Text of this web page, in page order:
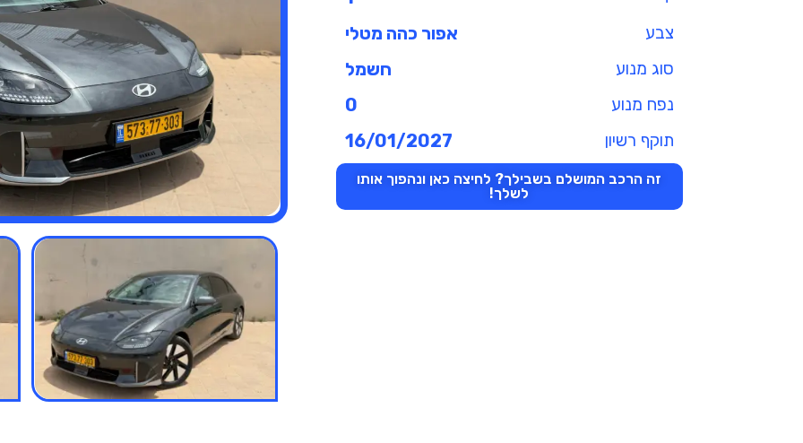
צבע אפור כהה מטלי
סוג מנוע חשמל
נפח מנוע 0
תוקף רשיון 16/01/2027
זה הרכב המושלם בשבילך? לחיצה כאן ונהפוך אותו
לשלך!